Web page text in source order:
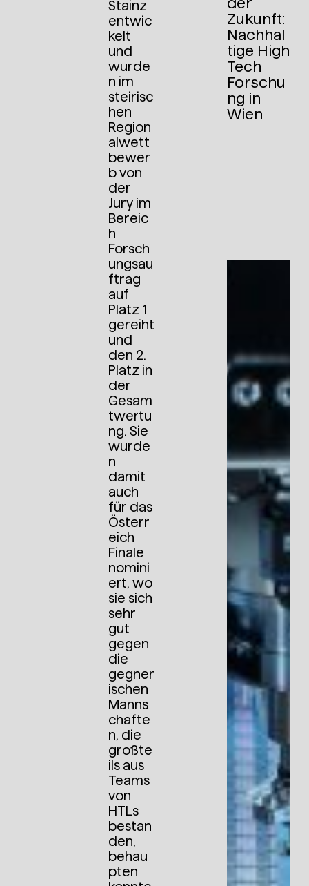
Stainz
entwic
kelt
und
wurde
n im
steirisc
hen
Region
alwett
bewer
b von
der
Jury im
Bereic
h
Forsch
ungsau
ftrag
auf
Platz 1
gereiht
und
den 2.
Platz in
der
Gesam
twertu
ng. Sie
wurde
n
damit
auch
für das
Österr
eich
Finale
nomini
ert, wo
sie sich
sehr
gut
gegen
die
gegner
ischen
Manns
chafte
n, die
großte
ils aus
Teams
von
HTLs
bestan
den,
behau
pten
der
Zukunft:
Nachhal
tige High
Tech
Forschu
ng in
Wien